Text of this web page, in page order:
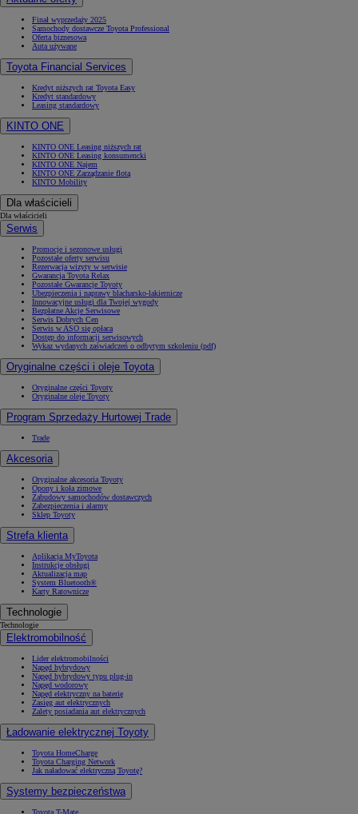
Finał wyprzedaży 2025
Samochody dostawcze Toyota Professional
Oferta biznesowa
Auta używane
Toyota Financial Services
Kredyt niższych rat Toyota Easy
Kredyt standardowy
Leasing standardowy
KINTO ONE
KINTO ONE Leasing niższych rat
KINTO ONE Leasing konsumencki
KINTO ONE Najem
KINTO ONE Zarządzanie flotą
KINTO Mobility
Dla właścicieli
Dla właścicieli
Serwis
Promocje i sezonowe usługi
Pozostałe oferty serwisu
Rezerwacja wizyty w serwisie
Gwarancja Toyota Relax
Pozostałe Gwarancje Toyoty
Ubezpieczenia i naprawy blacharsko-lakiernicze
Innowacyjne usługi dla Twojej wygody
Bezpłatne Akcje Serwisowe
Serwis Dobrych Cen
Serwis w ASO się opłaca
Dostęp do informacji serwisowych
Wykaz wydanych zaświadczeń o odbytym szkoleniu (pdf)
Oryginalne części i oleje Toyota
Oryginalne części Toyoty
Oryginalne oleje Toyoty
Program Sprzedaży Hurtowej Trade
Trade
Akcesoria
Oryginalne akcesoria Toyoty
Opony i koła zimowe
Zabudowy samochodów dostawczych
Zabezpieczenia i alarmy
Sklep Toyoty
Strefa klienta
Aplikacja MyToyota
Instrukcje obsługi
Aktualizacja map
System Bluetooth®
Karty Ratownicze
Technologie
Technologie
Elektromobilność
Lider elektromobilności
Napęd hybrydowy
Napęd hybrydowy typu plug-in
Napęd wodorowy
Napęd elektryczny na baterię
Zasięg aut elektrycznych
Zalety posiadania aut elektrycznych
Ładowanie elektrycznej Toyoty
Toyota HomeCharge
Toyota Charging Network
Jak naładować elektryczną Toyotę?
Systemy bezpieczeństwa
Toyota T-Mate